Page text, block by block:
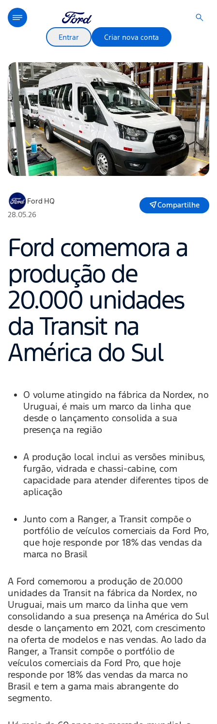
Entrar Criar nova conta
Ford HQ
28.05.26
Compartilhe
Ford comemora a
produção de
20.000 unidades
da Transit na
América do Sul
O volume atingido na fábrica da Nordex, no
Uruguai, é mais um marco da linha que
desde o lançamento consolida a sua
presença na região
A produção local inclui as versões minibus,
furgão, vidrada e chassi-cabine, com
capacidade para atender diferentes tipos de
aplicação
Junto com a Ranger, a Transit compõe o
portfólio de veículos comerciais da Ford Pro,
que hoje responde por 18% das vendas da
marca no Brasil
A Ford comemorou a produção de 20.000
unidades da Transit na fábrica da Nordex, no
Uruguai, mais um marco da linha que vem
consolidando a sua presença na América do Sul
desde o lançamento em 2021, com crescimento
na oferta de modelos e nas vendas. Ao lado da
Ranger, a Transit compõe o portfólio de
veículos comerciais da Ford Pro, que hoje
responde por 18% das vendas da marca no
Brasil e tem a gama mais abrangente do
segmento.